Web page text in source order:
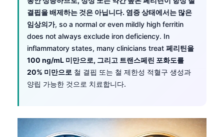
결핍을 배제하는 것은 아닙니다. 염증 상태에서는 많은
임상의가, so a normal or even mildly high ferritin
does not always exclude iron deficiency. In
inflammatory states, many clinicians treat 페리틴을
100 ng/mL 미만으로, 그리고 트랜스페린 포화도를
20% 미만으로 철 결핍 또는 철 제한성 적혈구 생성과
양립 가능한 것으로 치료합니다.